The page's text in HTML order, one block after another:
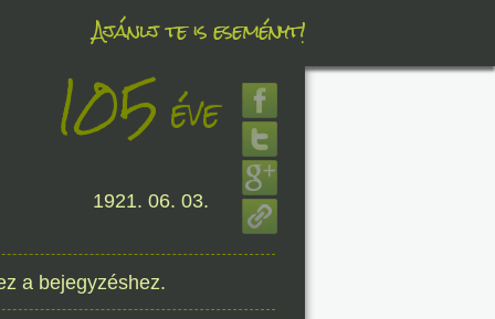
Ajánlj te is eseményt!
105 éve
1921. 06. 03.
a bejegyzéshez.